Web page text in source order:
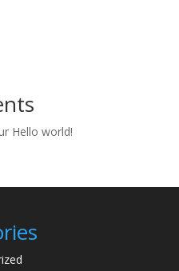
Hello world!